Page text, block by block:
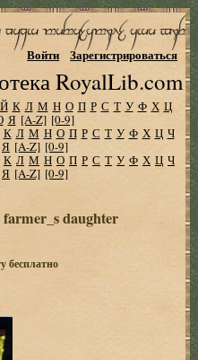
RoyalLib.com
Войти Зарегистрироваться
Й К Л М Н О П Р С Т У Ф Х Ц
Я [A-Z] [0-9]
К Л М Н О П Р С Т У Ф Х Ц Ч
Я [A-Z] [0-9]
К Л М Н О П Р С Т У Ф Х Ц Ч
Я [A-Z] [0-9]
daughter
бесплатно